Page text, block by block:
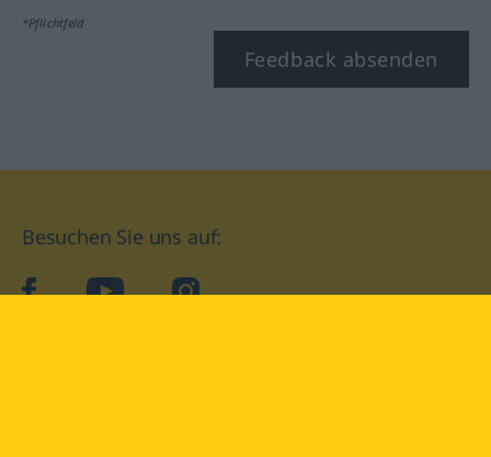
*Pflichtfeld
Feedback absenden
Besuchen Sie uns auf:
facebookYouTube Instagram